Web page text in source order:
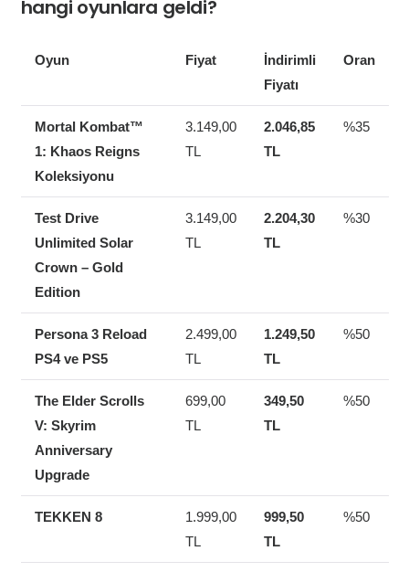
hangi oyunlara geldi?
Oyun Fiyat
İndirimli
Fiyatı
Oran
Mortal Kombat™
1: Khaos Reigns
Koleksiyonu
3.149,00
TL
2.046,85
TL
%35
Test Drive
Unlimited Solar
Crown – Gold
Edition
3.149,00
TL
2.204,30
TL
%30
Persona 3 Reload
PS4 ve PS5
2.499,00
TL
1.249,50
TL
%50
The Elder Scrolls
V: Skyrim
Anniversary
Upgrade
699,00
TL
349,50
TL
%50
TEKKEN 8
1.999,00
TL
999,50
TL
%50